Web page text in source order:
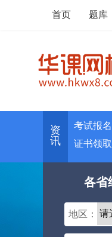
首页 题库
资
讯
考试报名
证书领取
各省
地区：